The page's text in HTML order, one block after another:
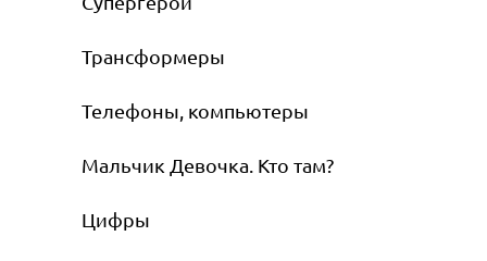
Трансформеры
Телефоны, компьютеры
Мальчик Девочка. Кто там?
Цифры